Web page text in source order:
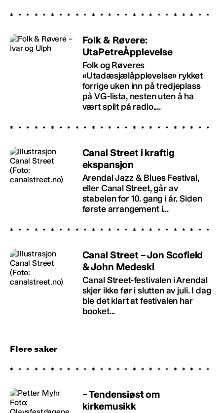
Folk & Røvere:
UtaPetreÅpplevelse
Folk og Røveres
«Utadæsjælåpplevelse» rykket
forrige uken inn på tredjeplass
på VG-lista, nesten uten å ha
vært spilt på radio....
Canal Street i kraftig
ekspansjon
Arendal Jazz & Blues Festival,
eller Canal Street, går av
stabelen for 10. gang i år. Siden
første arrangement i...
Canal Street – Jon Scofield
& John Medeski
Canal Street-festivalen i Arendal
skjer ikke før i slutten av juli. I dag
ble det klart at festivalen har
booket...
Flere saker
– Tendensiøst om
kirkemusikk